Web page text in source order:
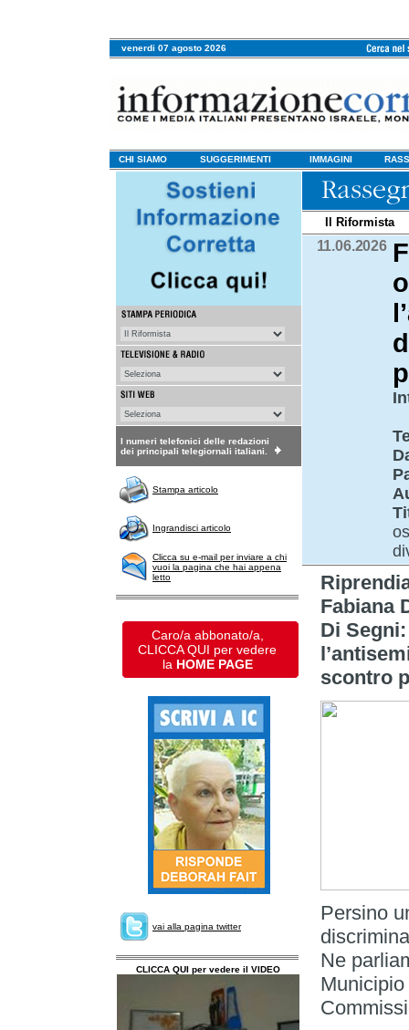
venerdi 07 agosto 2026
CHI SIAMO SUGGERIMENTI IMMAGINI
I numeri telefonici delle redazioni
dei principali telegiornali italiani.
Stampa articolo
Ingrandisci articolo
Clicca su e-mail per inviare a chi
vuoi la pagina che hai appena
letto
Caro/a abbonato/a,
CLICCA QUI per vedere
la HOME PAGE
vai alla pagina twitter
CLICCA QUI per vedere il VIDEO
Il Riformista
11.06.2026
Fabiana
Di
scontro
Persino
Ne